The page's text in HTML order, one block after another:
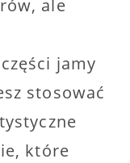
ale
jamy
stosować
które